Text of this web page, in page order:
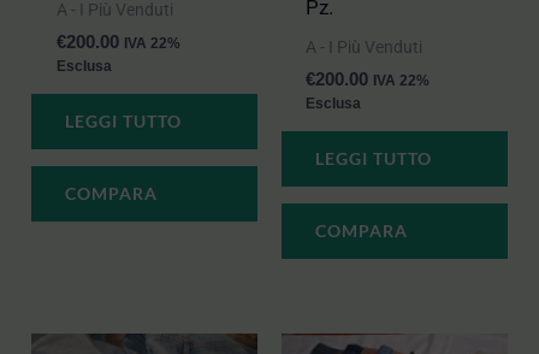
A - I Più Venduti
€200.00 IVA 22%
Esclusa
LEGGI TUTTO
COMPARA
Pz.
A - I Più Venduti
€200.00 IVA 22%
Esclusa
LEGGI TUTTO
COMPARA